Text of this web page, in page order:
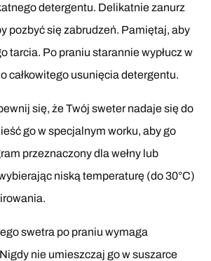
detergentu. Delikatnie zanurz
pozbyć się zabrudzeń. Pamiętaj, aby
tarcia. Po praniu starannie wypłucz w
całkowitego usunięcia detergentu.
się, że Twój sweter nadaje się do
go w specjalnym worku, aby go
przeznaczony dla wełny lub
niską temperaturę (do 30°C)
swetra po praniu wymaga
nie umieszczaj go w suszarce